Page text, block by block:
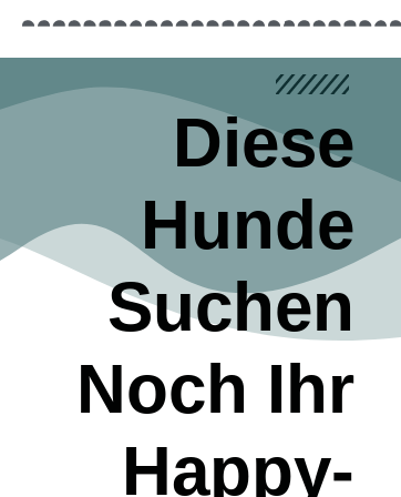
Diese
Hunde
Suchen
Noch Ihr
Happy-